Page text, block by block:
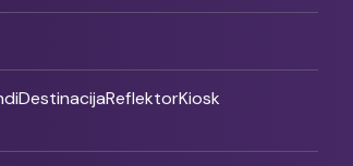
DestinacijaReflektorKiosk